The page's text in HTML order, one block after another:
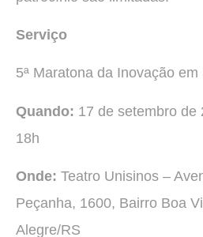
Serviço
5ª Maratona da Inovação
Quando: 17 de setembro de
18h
Onde: Teatro Unisinos –
Peçanha, 1600, Bairro Boa
Alegre/RS